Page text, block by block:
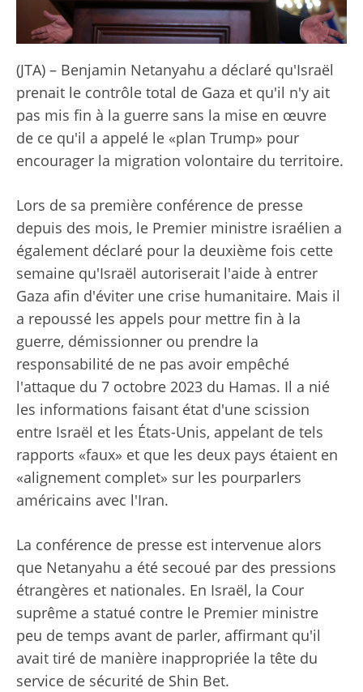
(JTA) – Benjamin Netanyahu a déclaré qu'Israël
prenait le contrôle total de Gaza et qu'il n'y ait
pas mis fin à la guerre sans la mise en œuvre
de ce qu'il a appelé le «plan Trump» pour
encourager la migration volontaire du territoire.
Lors de sa première conférence de presse
depuis des mois, le Premier ministre israélien a
également déclaré pour la deuxième fois cette
semaine qu'Israël autoriserait l'aide à entrer
Gaza afin d'éviter une crise humanitaire. Mais il
a repoussé les appels pour mettre fin à la
guerre, démissionner ou prendre la
responsabilité de ne pas avoir empêché
l'attaque du 7 octobre 2023 du Hamas. Il a nié
les informations faisant état d'une scission
entre Israël et les États-Unis, appelant de tels
rapports «faux» et que les deux pays étaient en
«alignement complet» sur les pourparlers
américains avec l'Iran.
La conférence de presse est intervenue alors
que Netanyahu a été secoué par des pressions
étrangères et nationales. En Israël, la Cour
suprême a statué contre le Premier ministre
peu de temps avant de parler, affirmant qu'il
avait tiré de manière inappropriée la tête du
service de sécurité de Shin Bet.